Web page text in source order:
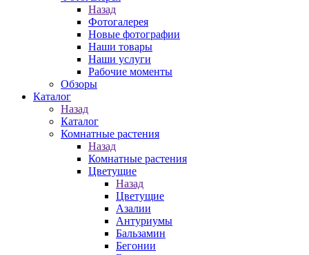
Назад
Фотогалерея
Новые фотографии
Наши товары
Наши услуги
Рабочие моменты
Обзоры
Каталог
Назад
Каталог
Комнатные растения
Назад
Комнатные растения
Цветущие
Назад
Цветущие
Азалии
Антуриумы
Бальзамин
Бегонии